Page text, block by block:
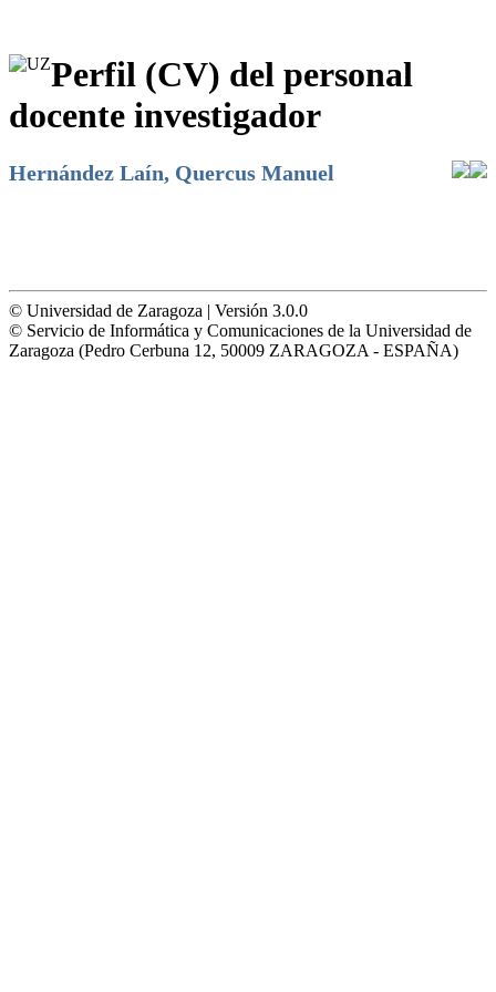
Perfil (CV) del personal
docente investigador
Hernández Laín, Quercus Manuel
© Universidad de Zaragoza | Versión 3.0.0
© Servicio de Informática y Comunicaciones de la Universidad de
Zaragoza (Pedro Cerbuna 12, 50009 ZARAGOZA - ESPAÑA)